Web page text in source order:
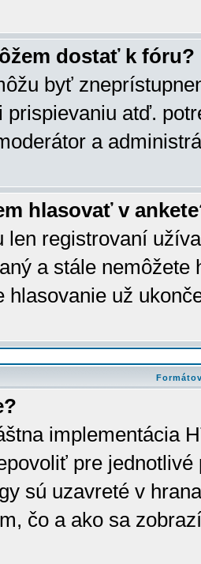
dostať k fóru?
byť
prispievaniu atď.
a
hlasovať v
len registrovaní
a stále
hlasovanie už
implementácia
pre
sú uzavreté v
čo a ako sa